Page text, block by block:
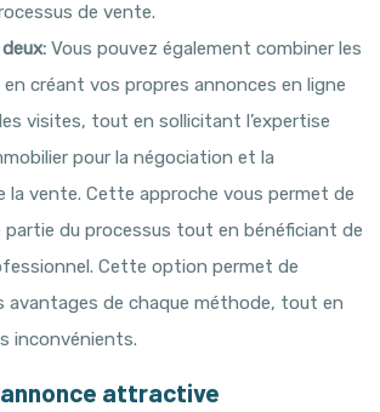
de vente.
Vous pouvez également combiner les
créant vos propres annonces en ligne
visites, tout en sollicitant l’expertise
pour la négociation et la
la vente. Cette approche vous permet de
partie du processus tout en bénéficiant de
Cette option permet de
avantages de chaque méthode, tout en
inconvénients.
attractive